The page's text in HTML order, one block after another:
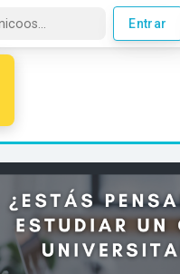
Entrar
Matemáticas, Física y Química